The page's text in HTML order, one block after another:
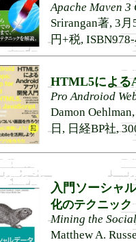
Apache Maven 3
Srirangan著, 3
円+税,
HTML5による
Pro Androiod
Damon
日, 日経BP社,
入門ソーシャ
化のテクニック
Mining the Social
Matthew A.